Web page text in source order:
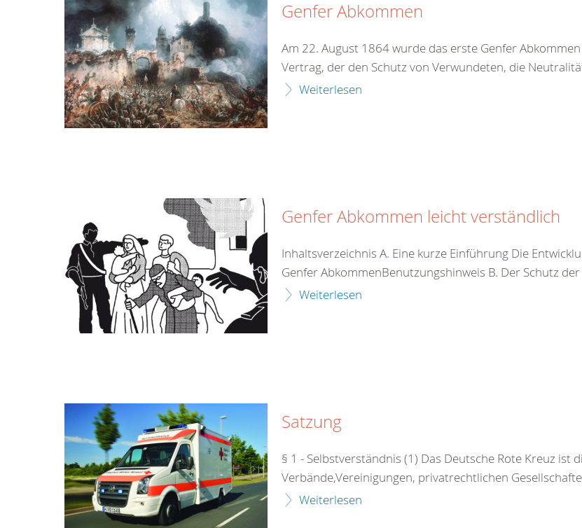
Genfer Abkommen
Am 22. August 1864 wurde das erste Genfer
Vertrag, der den Schutz von Verwundeten, die
Weiterlesen
Genfer Abkommen leicht verständlich
Inhaltsverzeichnis A. Eine kurze Einführung Die
Genfer AbkommenBenutzungshinweis B. Der Schutz
Weiterlesen
Satzung
§ 1 - Selbstverständnis (1) Das Deutsche Rote Kreuz ist
Verbände,Vereinigungen, privatrechtlichen
Weiterlesen